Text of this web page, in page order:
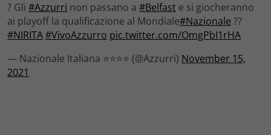
? Gli #Azzurri non passano a #Belfast e si giocheranno
ai playoff la qualificazione al Mondiale#Nazionale ??
#NIRITA#VivoAzzurro pic.twitter.com/OmgPbI1rHA
— Nazionale Italiana ⭐️⭐️⭐️⭐️ (@Azzurri) November 15,
2021